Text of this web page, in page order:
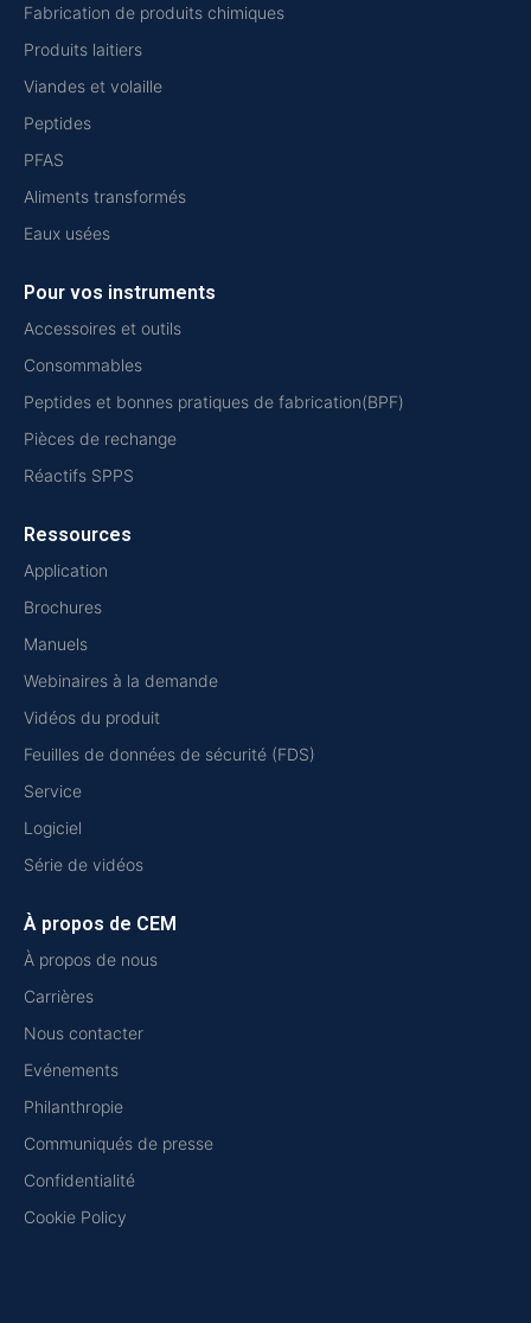
Fabrication de produits chimiques
Produits laitiers
Viandes et volaille
Peptides
PFAS
Aliments transformés
Eaux usées
Pour vos instruments
Accessoires et outils
Consommables
Peptides et bonnes pratiques de fabrication(BPF)
Pièces de rechange
Réactifs SPPS
Ressources
Application
Brochures
Manuels
Webinaires à la demande
Vidéos du produit
Feuilles de données de sécurité (FDS)
Service
Logiciel
Série de vidéos
À propos de CEM
À propos de nous
Carrières
Nous contacter
Evénements
Philanthropie
Communiqués de presse
Confidentialité
Cookie Policy